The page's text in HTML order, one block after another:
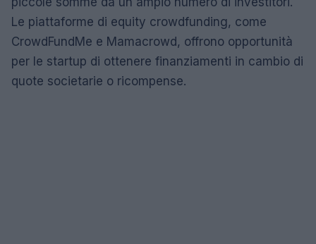
Le piattaforme di equity crowdfunding, come
CrowdFundMe e Mamacrowd, offrono opportunità
per le startup di ottenere finanziamenti in cambio di
quote societarie o ricompense.